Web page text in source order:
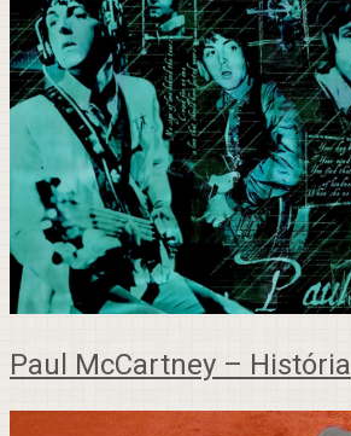
Paul McCartney – História